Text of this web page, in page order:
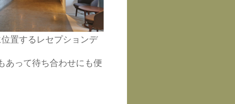
置するレセプションデ
あって待ち合わせにも便